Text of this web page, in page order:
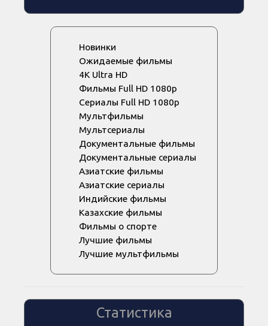
Новинки
Ожидаемые фильмы
4K Ultra HD
Фильмы Full HD 1080p
Сериалы Full HD 1080p
Мультфильмы
Мультсериалы
Документальные фильмы
Документальные сериалы
Азиатские фильмы
Азиатские сериалы
Индийские фильмы
Казахские фильмы
Фильмы о спорте
Лучшие фильмы
Лучшие мультфильмы
Статистика